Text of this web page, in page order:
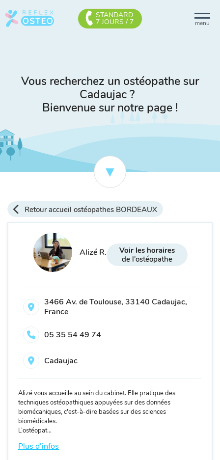
menu
STANDARD
7 JOURS / 7
Vous recherchez un ostéopathe sur
Cadaujac ?
Bienvenue sur notre page !
Retour accueil ostéopathes BORDEAUX
Alizé R.
Voir les horaires
de l'ostéopathe
3466 Av. de Toulouse, 33140 Cadaujac,
France
05 35 54 49 74
Cadaujac
Alizé vous accueille au sein du cabinet. Elle pratique des
techniques ostéopathiques appuyées sur des données
biomécaniques, c'est-à-dire basées sur des sciences
biomédicales.
L’ostéopat...
Plus d'infos